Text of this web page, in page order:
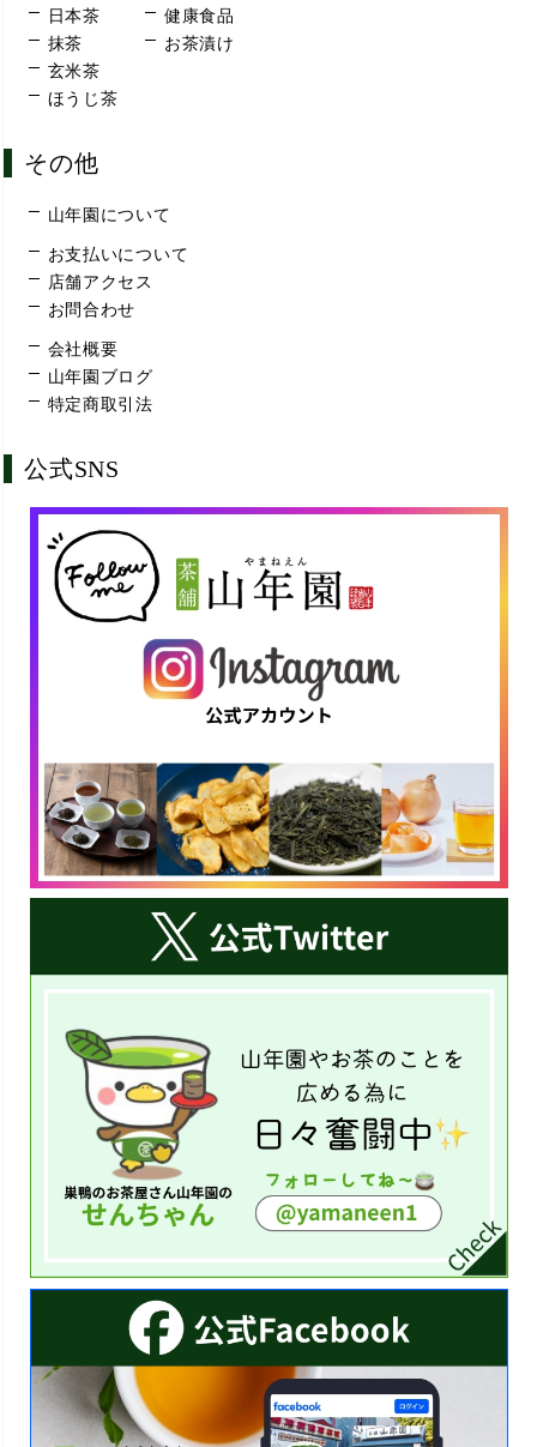
日本茶
抹茶
玄米茶
ほうじ茶
健康食品
お茶漬け
その他
山年園について
お支払いについて
店舗アクセス
お問合わせ
会社概要
山年園ブログ
特定商取引法
公式SNS